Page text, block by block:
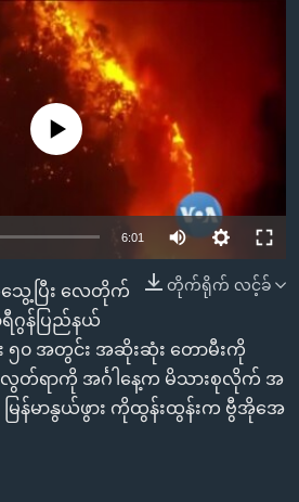
အလက်များ
source currently available
6:01
တိုက်ရိုက် လင့်ခ်
သွေ့ပြီး လေတိုက်
ရီဂွန်ပြည်နယ်
၅၀ အတွင်း အဆိုးဆုံး တောမီးကို
တ်ရာကို အင်္ဂါနေ့က မိသားစုလိုက် အ
မြန်မာနွယ်ဖွား ကိုထွန်းထွန်းက ဗွီအိုအေ